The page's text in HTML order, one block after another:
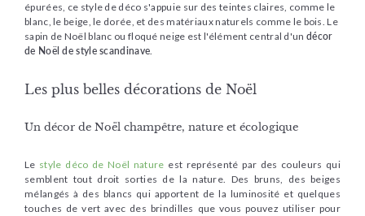
épurées, ce style de déco s'appuie sur des teintes claires, comme le
blanc, le beige, le dorée, et des matériaux naturels comme le bois. Le
sapin de Noël blanc ou floqué neige est l'élément central d'un décor
de Noël de style scandinave.
Les plus belles décorations de Noël
Un décor de Noël champêtre, nature et écologique
Le style déco de Noël nature est représenté par des couleurs qui
semblent tout droit sorties de la nature. Des bruns, des beiges
mélangés à des blancs qui apportent de la luminosité et quelques
touches de vert avec des brindilles que vous pouvez utiliser pour